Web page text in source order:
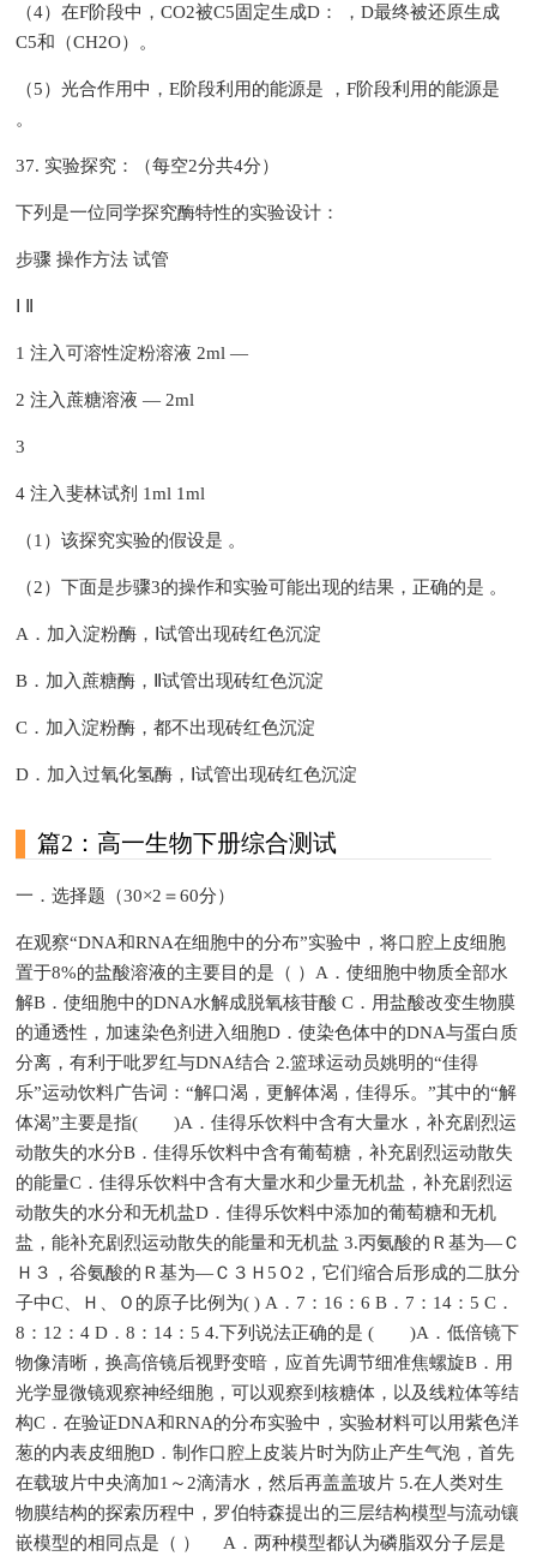
（4）在F阶段中，CO2被C5固定生成D： ，D最终被还原生成
C5和（CH2O）。
（5）光合作用中，E阶段利用的能源是 ，F阶段利用的能源是
。
37. 实验探究：（每空2分共4分）
下列是一位同学探究酶特性的实验设计：
步骤 操作方法 试管
1 注入可溶性淀粉溶液 2ml —
2 注入蔗糖溶液 — 2ml
3
4 注入斐林试剂 1ml 1ml
（1）该探究实验的假设是 。
（2）下面是步骤3的操作和实验可能出现的结果，正确的是 。
A．加入淀粉酶，Ⅰ试管出现砖红色沉淀
B．加入蔗糖酶，Ⅱ试管出现砖红色沉淀
C．加入淀粉酶，都不出现砖红色沉淀
D．加入过氧化氢酶，Ⅰ试管出现砖红色沉淀
篇2：高一生物下册综合测试
一．选择题（30×2＝60分）
在观察“DNA和RNA在细胞中的分布”实验中，将口腔上皮细胞
置于8%的盐酸溶液的主要目的是（ ）A．使细胞中物质全部水
解B．使细胞中的DNA水解成脱氧核苷酸 C．用盐酸改变生物膜
的通透性，加速染色剂进入细胞D．使染色体中的DNA与蛋白质
分离，有利于吡罗红与DNA结合 2.篮球运动员姚明的“佳得
乐”运动饮料广告词：“解口渴，更解体渴，佳得乐。”其中的“解
体渴”主要是指( )A．佳得乐饮料中含有大量水，补充剧烈运
动散失的水分B．佳得乐饮料中含有葡萄糖，补充剧烈运动散失
的能量C．佳得乐饮料中含有大量水和少量无机盐，补充剧烈运
动散失的水分和无机盐D．佳得乐饮料中添加的葡萄糖和无机
盐，能补充剧烈运动散失的能量和无机盐 3.丙氨酸的Ｒ基为—Ｃ
Ｈ３，谷氨酸的Ｒ基为—Ｃ３Ｈ5Ｏ2，它们缩合后形成的二肽分
子中C、Ｈ、Ｏ的原子比例为( ) A．7：16：6 B．7：14：5 C．
8：12：4 D．8：14：5 4.下列说法正确的是 ( )A．低倍镜下
物像清晰，换高倍镜后视野变暗，应首先调节细准焦螺旋B．用
光学显微镜观察神经细胞，可以观察到核糖体，以及线粒体等结
构C．在验证DNA和RNA的分布实验中，实验材料可以用紫色洋
葱的内表皮细胞D．制作口腔上皮装片时为防止产生气泡，首先
在载玻片中央滴加1～2滴清水，然后再盖盖玻片 5.在人类对生
物膜结构的探索历程中，罗伯特森提出的三层结构模型与流动镶
嵌模型的相同点是（ ） A．两种模型都认为磷脂双分子层是